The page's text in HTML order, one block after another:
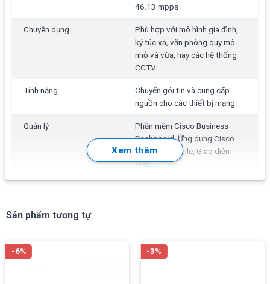
46.13 mpps
Chuyên dụng
Phù hợp với mô hình gia đình,
ký túc xá, văn phòng quy mô
nhỏ và vừa, hay các hệ thống
CCTV
Tính năng
Chuyển gói tin và cung cấp
nguồn cho các thiết bị mạng
Quản lý
Phần mềm Cisco Business
Dashboard, Ứng dụng Cisco
Business mobile, Giao diện
Web,...
Bảo mật
ACLs Support for up to 512
Xem thêm
Sản phẩm tương tự
-6% -3%